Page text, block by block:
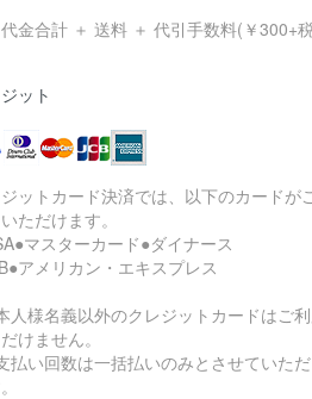
金合計 ＋ 送料 ＋ 代引手数料(￥300+
ット
ットカード決済では、以下のカードが
ただけます。
マスターカード●ダイナース
アメリカン・エキスプレス
人様名義以外のクレジットカードはご
けません。
払い回数は一括払いのみとさせていただ